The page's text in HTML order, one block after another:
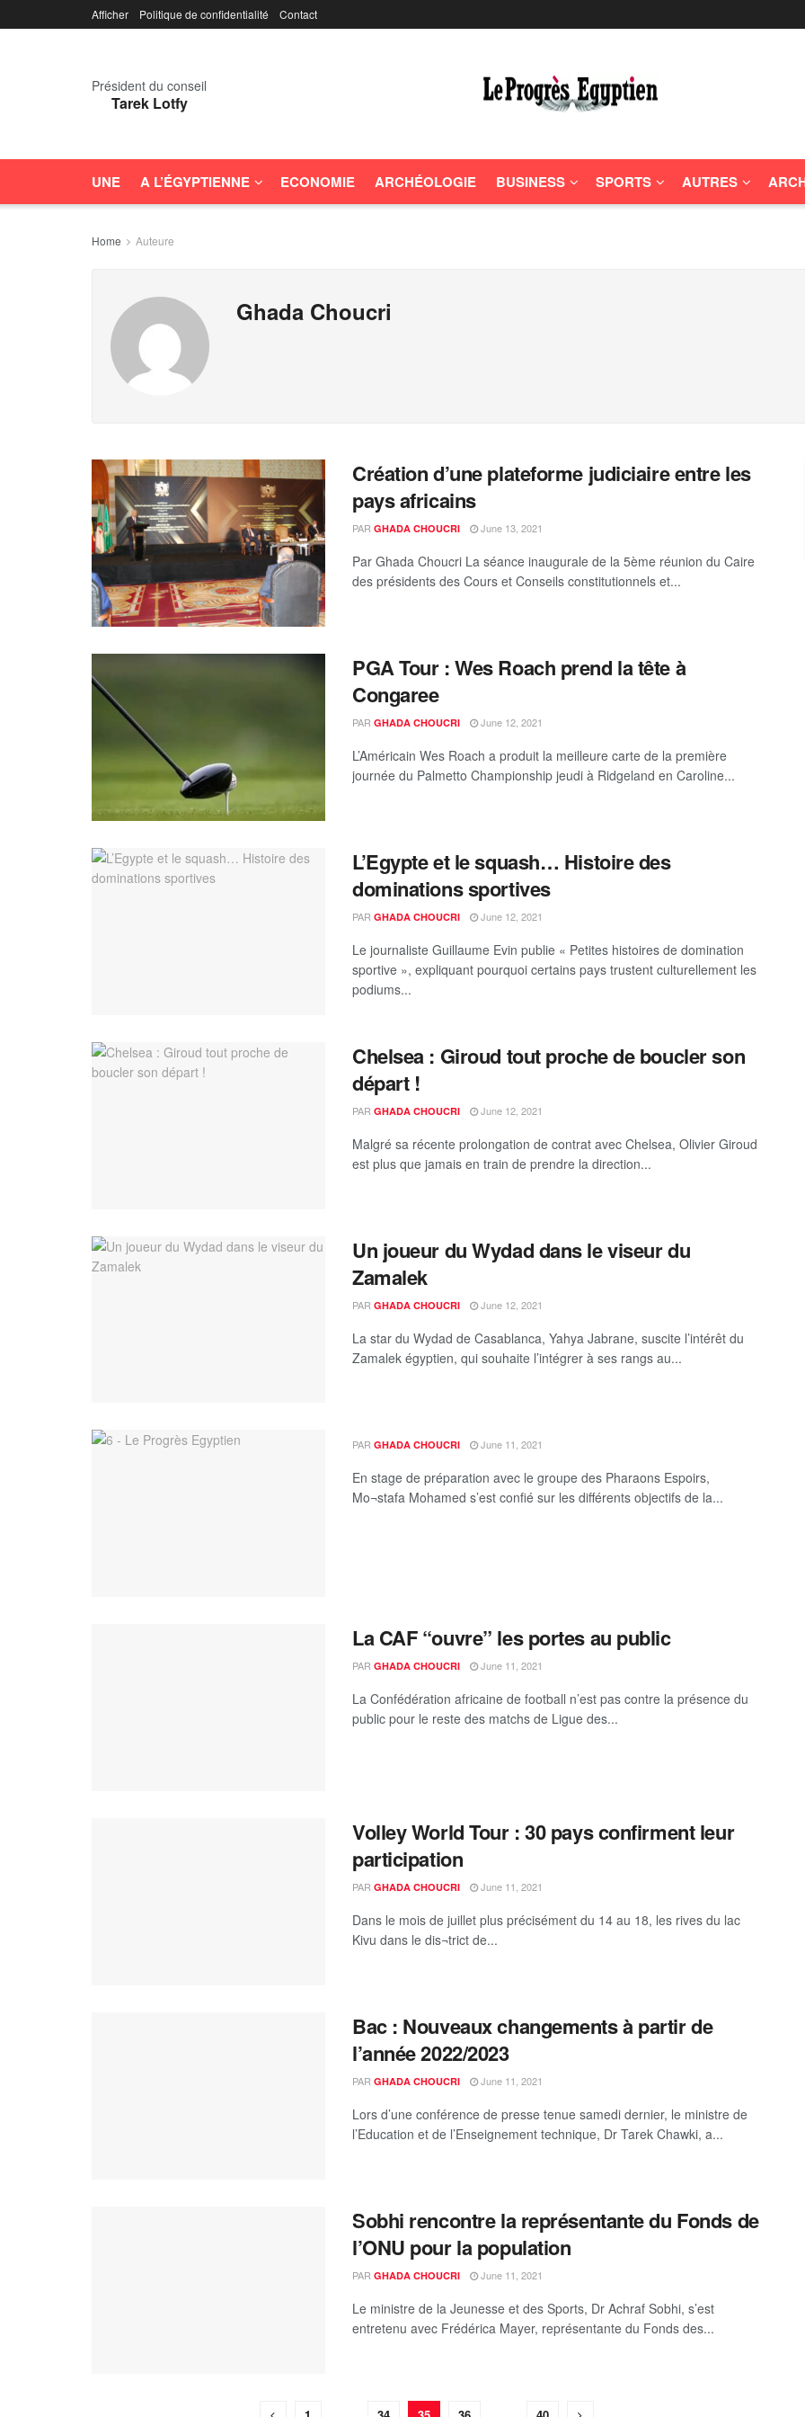
Afficher Politique de confidentialité Contact
Président du conseil
Tarek Lotfy
UNE A L’ÉGYPTIENNE ECONOMIE ARCHÉOLOGIE BUSINESS SPORTS AUTRES
Home Auteure
Ghada Choucri
Création d’une plateforme judiciaire entre les
pays africains
PAR GHADA CHOUCRI June 13, 2021
Par Ghada Choucri La séance inaugurale de la 5ème réunion du Caire
des présidents des Cours et Conseils constitutionnels et...
PGA Tour : Wes Roach prend la tête à
Congaree
PAR GHADA CHOUCRI June 12, 2021
L’Américain Wes Roach a produit la meilleure carte de la première
journée du Palmetto Championship jeudi à Ridgeland en Caroline...
L’Egypte et le squash… Histoire des
dominations sportives
PAR GHADA CHOUCRI June 12, 2021
Le journaliste Guillaume Evin publie « Petites histoires de domination
sportive », expliquant pourquoi certains pays trustent culturellement les
podiums...
Chelsea : Giroud tout proche de boucler son
départ !
PAR GHADA CHOUCRI June 12, 2021
Malgré sa récente prolongation de contrat avec Chelsea, Olivier Giroud
est plus que jamais en train de prendre la direction...
Un joueur du Wydad dans le viseur du
Zamalek
PAR GHADA CHOUCRI June 12, 2021
La star du Wydad de Casablanca, Yahya Jabrane, suscite l’intérêt du
Zamalek égyptien, qui souhaite l’intégrer à ses rangs au...
PAR GHADA CHOUCRI June 11, 2021
En stage de préparation avec le groupe des Pharaons Espoirs,
Mo¬stafa Mohamed s’est confié sur les différents objectifs de la...
La CAF “ouvre” les portes au public
PAR GHADA CHOUCRI June 11, 2021
La Confédération africaine de football n’est pas contre la présence du
public pour le reste des matchs de Ligue des...
Volley World Tour : 30 pays confirment leur
participation
PAR GHADA CHOUCRI June 11, 2021
Dans le mois de juillet plus précisément du 14 au 18, les rives du lac
Kivu dans le dis¬trict de...
Bac : Nouveaux changements à partir de
l’année 2022/2023
PAR GHADA CHOUCRI June 11, 2021
Lors d’une conférence de presse tenue samedi dernier, le ministre de
l’Education et de l’Enseignement technique, Dr Tarek Chawki, a...
Sobhi rencontre la représentante du Fonds de
l’ONU pour la population
PAR GHADA CHOUCRI June 11, 2021
Le ministre de la Jeunesse et des Sports, Dr Achraf Sobhi, s’est
entretenu avec Frédérica Mayer, représentante du Fonds des...